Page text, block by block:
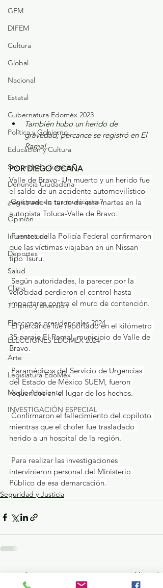
GEM
DIFEM
Cultura
Global
Nacional
Estatal
Gubernatura Edoméx 2023
Política y Gobierno
Educación y Cultura
Seguridad y Justicia
Denuncia Ciudadana
¿Qué pasa en tus municipios?
Opinión
Internacional
Deportes
Salud
Clima
Turismo y diversión
Elecciones presidenciales 2024
ELECCIONES EDOMEX 2024
Arte
Legislatura EdoMéx
Medio Ambiente
INVESTIGACIÓN ESPECIAL
También hubo un herido de
gravedad; percance se registró en El
Ramal.
POR DIEGO OCAÑA
Valle de Bravo- Un muerto y un herido fue
el saldo de un accidente automovilístico
registrado la tarde de este martes en la
autopista Toluca-Valle de Bravo.
Fuentes de la Policía Federal confirmaron
que las víctimas viajaban en un Nissan
tipo Tsuru.
velocidad perdieron el control hasta
impactares contra el muro de contención.
El percance fue reportado en el kilómetro
35 paraje El Ramal, municipio de Valle de
Bravo.
del Estado de México SUEM, fueron
requeridos en el lugar de los hechos.
mientras que el chofer fue trasladado
herido a un hospital de la región.
intervinieron personal del Ministerio
Público de esa demarcación.
Seguridad y Justicia
Entradas recientes Ver todo